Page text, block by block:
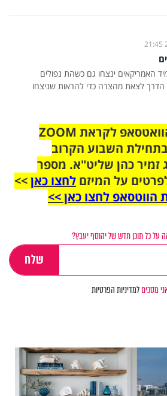
האמריקאים ינצחו גם כשהת נפולים
לצאת מהצרה כדי להראות שניצחו
הצטרפו לקבוצת הוואטסאפ לקראת ZOOM
השבוע הקרוב
כהן שליט"א. מספר
על המיזם לחצו כאן>>
הווטסאפ לחצו כאן >>
על כל תוכן חדש של יהוסף יעבץ?
מסכיםלמדיניות הפרטיות